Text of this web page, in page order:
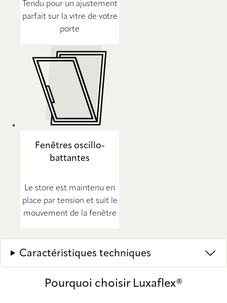
Tendu pour un ajustement
parfait sur la vitre de votre
porte
Fenêtres oscillo-
battantes
Le store est maintenu en
place par tension et suit le
mouvement de la fenêtre
Caractéristiques techniques
Pourquoi choisir Luxaflex®